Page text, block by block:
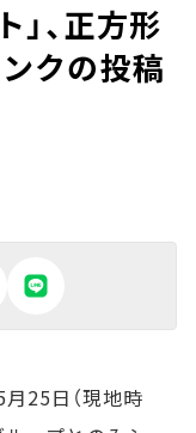
、正方形
クの投稿
25日（現地時